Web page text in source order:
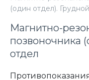
(один отдел).
Магнитно-
позвоночника
отдел